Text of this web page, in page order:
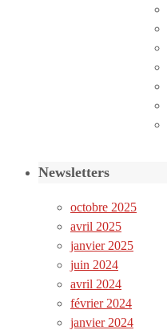
Newsletters
octobre 2025
avril 2025
janvier 2025
juin 2024
avril 2024
février 2024
janvier 2024